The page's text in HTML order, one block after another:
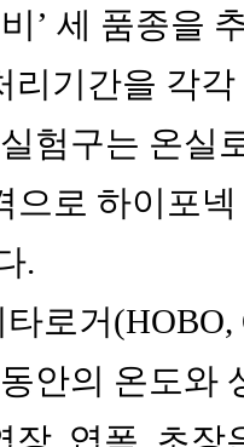
비’ 세 품종을
기간을 각
험구는 온실
로 하이포
.
로거(HOBO,
안의 온도와
장, 엽폭, 초